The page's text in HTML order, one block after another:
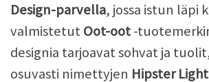
Design-parvella, jossa istun läpi
valmistetutOot-oot-
designia tarjoavat sohvat ja
osuvasti nimettyjen Hipster Light